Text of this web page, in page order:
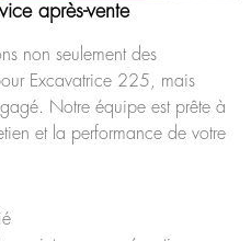
après-vente
non seulement des
Excavatrice 225, mais
Notre équipe est prête à
et la performance de votre